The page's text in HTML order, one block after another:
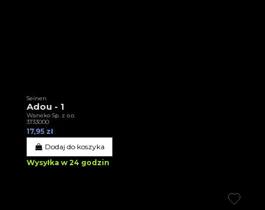
Seinen
Adou - 1
Waneko Sp. z o.o.
3T33000
17,95 zł
Dodaj do koszyka
Wysyłka w 24 godzin